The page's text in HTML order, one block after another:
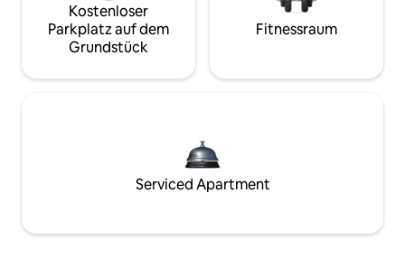
Kostenloser
Parkplatz auf dem
Grundstück
Fitnessraum
Serviced Apartment